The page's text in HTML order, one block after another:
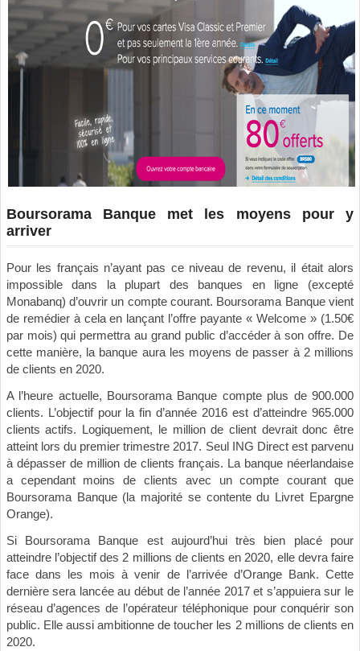
Boursorama Banque met les moyens pour y
arriver
Pour les français n’ayant pas ce niveau de revenu, il était alors
impossible dans la plupart des banques en ligne (excepté
Monabanq) d’ouvrir un compte courant. Boursorama Banque vient
de remédier à cela en lançant l’offre payante « Welcome » (1.50€
par mois) qui permettra au grand public d’accéder à son offre. De
cette manière, la banque aura les moyens de passer à 2 millions
de clients en 2020.
A l’heure actuelle, Boursorama Banque compte plus de 900.000
clients. L’objectif pour la fin d’année 2016 est d’atteindre 965.000
clients actifs. Logiquement, le million de client devrait donc être
atteint lors du premier trimestre 2017. Seul ING Direct est parvenu
à dépasser de million de clients français. La banque néerlandaise
a cependant moins de clients avec un compte courant que
Boursorama Banque (la majorité se contente du Livret Epargne
Orange).
Si Boursorama Banque est aujourd’hui très bien placé pour
atteindre l’objectif des 2 millions de clients en 2020, elle devra faire
face dans les mois à venir de l’arrivée d’Orange Bank. Cette
dernière sera lancée au début de l’année 2017 et s’appuiera sur le
réseau d’agences de l’opérateur téléphonique pour conquérir son
public. Elle aussi ambitionne de toucher les 2 millions de clients en
2020.